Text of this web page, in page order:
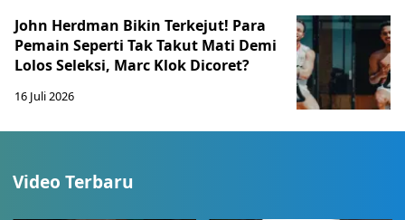
John Herdman Bikin Terkejut! Para
Pemain Seperti Tak Takut Mati Demi
Lolos Seleksi, Marc Klok Dicoret?
16 Juli 2026
Video Terbaru